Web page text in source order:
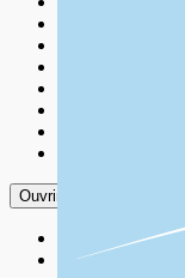
Ouvrir le menu
Contact